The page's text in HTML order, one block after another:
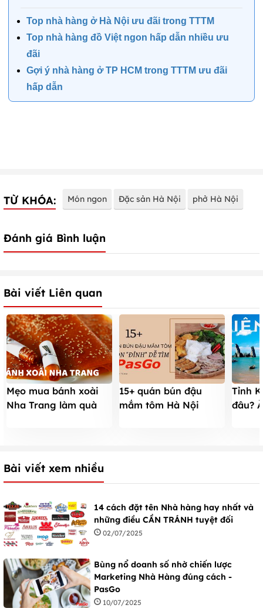
Top nhà hàng ở Hà Nội ưu đãi trong TTTM
Top nhà hàng đồ Việt ngon hấp dẫn nhiều ưu
đãi
Gợi ý nhà hàng ở TP HCM trong TTTM ưu đãi
hấp dẫn
TỪ KHÓA: Món ngon Đặc sản Hà Nội phở Hà Nội
Đánh giá Bình luận
Bài viết Liên quan
Mẹo mua bánh xoài
Nha Trang làm quà
15+ quán bún đậu
mắm tôm Hà Nội
Tỉnh
đâu?
Bài viết xem nhiều
14 cách đặt tên Nhà hàng hay nhất và
những điều CẦN TRÁNH tuyệt đối
02/07/2025
Bùng nổ doanh số nhờ chiến lược
Marketing Nhà Hàng đúng cách -
PasGo
10/07/2025